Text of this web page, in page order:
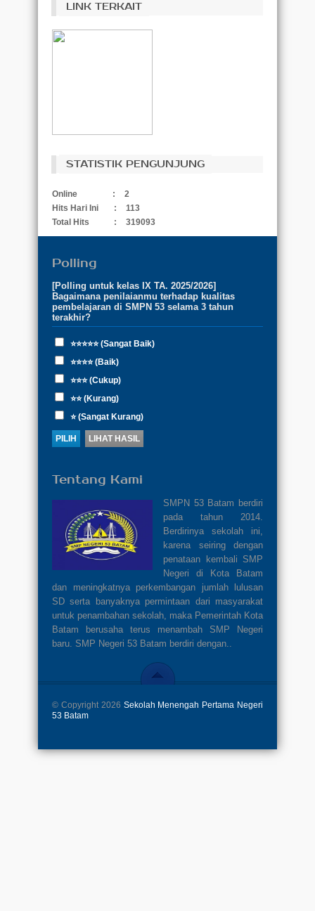
LINK TERKAIT
STATISTIK PENGUNJUNG
Online :
2
Hits Hari Ini
:
113
Total Hits
: 319093
Polling
[Polling untuk kelas IX TA. 2025/2026]
Bagaimana penilaianmu terhadap kualitas
pembelajaran di SMPN 53 selama 3 tahun
terakhir?
⭐⭐⭐⭐⭐ (Sangat Baik)
⭐⭐⭐⭐ (Baik)
⭐⭐⭐ (Cukup)
⭐⭐ (Kurang)
⭐ (Sangat Kurang)
Tentang Kami
SMPN 53 Batam berdiri
pada tahun 2014.
Berdirinya sekolah ini,
karena seiring dengan
penataan kembali SMP
Negeri di Kota Batam
dan meningkatnya perkembangan jumlah lulusan
SD serta banyaknya permintaan dari masyarakat
untuk penambahan sekolah, maka Pemerintah Kota
Batam berusaha terus menambah SMP Negeri
baru. SMP Negeri 53 Batam berdiri dengan..
© Copyright 2026 Sekolah Menengah Pertama Negeri
53 Batam